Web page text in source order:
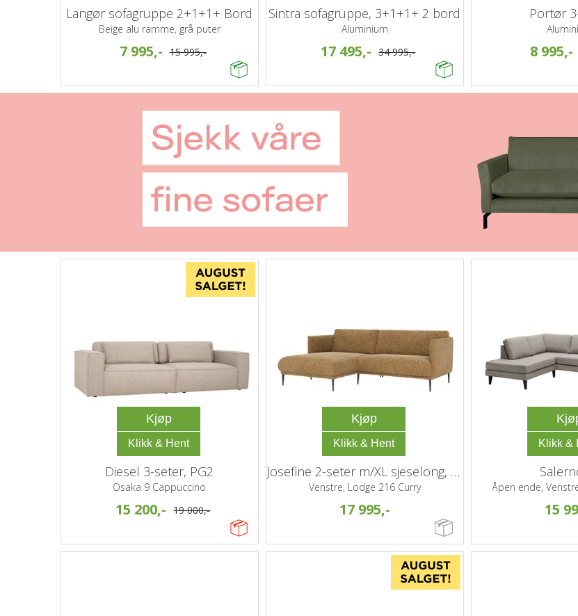
Langør sofagruppe 2+1+1+ Bord
Beige alu ramme, grå puter
7 995,- 15 995,-
Sintra sofagruppe, 3+1+1+ 2 bord
Aluminium
17 495,- 34 995,-
Portør
8 995,-
Kjøp
Diesel 3-seter, PG2
Osaka 9 Cappuccino
15 200,- 19 000,-
Kjøp
Josefine 2-seter m/XL sjeselong, PG3
Venstre, Lodge 216 Curry
17 995,-
Åpen ende,
15